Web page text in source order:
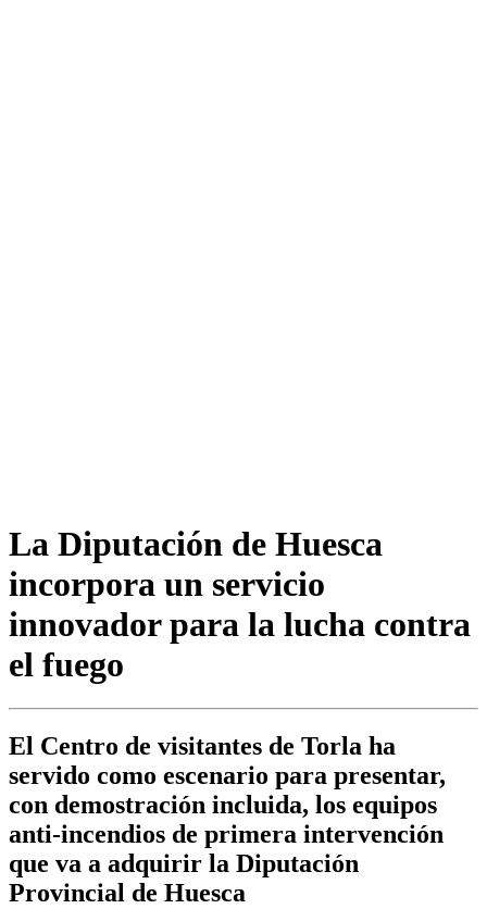
La Diputación de Huesca
incorpora un servicio
innovador para la lucha contra
el fuego
El Centro de visitantes de Torla ha
servido como escenario para presentar,
con demostración incluida, los equipos
anti-incendios de primera intervención
que va a adquirir la Diputación
Provincial de Huesca